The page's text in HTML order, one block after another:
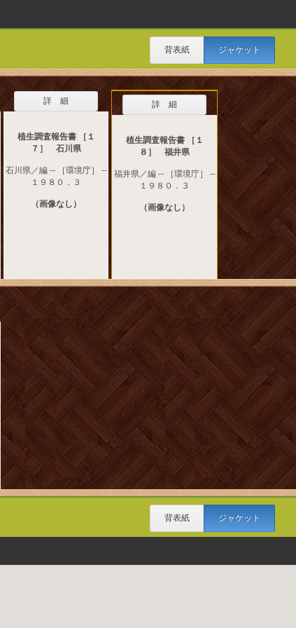
背表紙 ジャケット
詳 細
植生調査報告書 ［１
７］ 石川県
石川県／編 -- ［環境庁］ --
１９８０．３
（画像なし）
詳 細
植生調査報告書 ［１
８］ 福井県
福井県／編 -- ［環境庁］ --
１９８０．３
（画像なし）
背表紙 ジャケット